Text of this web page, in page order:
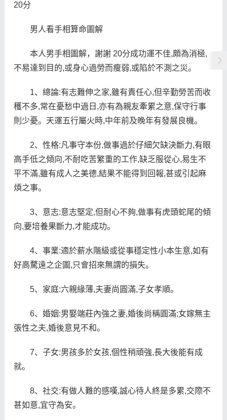
20分
男人看手相算命圖解
本人男手相圖解，謝謝 20分成功運不佳,頗為消極,
不易達到目的,或身心過勞而瘦弱,或陷於不測之災。
1、總論:有志難伸之家,雖有責任心,但辛勤勞苦而收
穫不多,常在憂愁中過日,亦有為親友牽累之意,保守行事
則少憂。天運五行屬火時,中年前及晚年有發展良機。
2、性格:凡事守本份,做事過於仔細欠缺決斷力,有眼
高手低之傾向,不耐吃苦繁重的工作,缺乏服從心,易生不
平不滿,雖有成人之美德,結果不能得到回報,甚或引起麻
煩之事。
3、意志:意志堅定,但耐心不夠,做事有虎頭蛇尾的傾
向,要培養果斷力,才能成功。
4、事業:適於薪水階級或從事穩定性小本生意,如有
好高騖遠之企圖,只會招來無謂的損失。
5、家庭:六親緣薄,夫妻尚圓滿,子女孝順。
6、婚姻:男娶端莊內強之妻,婚後尚稱圓滿;女嫁無主
張性之夫,婚後意見不和。
7、子女:男孩多於女孩,個性稍頑強,長大後能有成
就。
8、社交:有做人難的感嘆,誠心待人終是多累,交際不
甚如意,宜守為安。